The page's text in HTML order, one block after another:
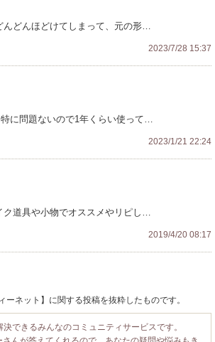
んどんほどけてしまって、元の形…
2023/7/28 15:37
に問題ないので1年くらい使って…
2023/1/21 22:24
ク道具や小物でオススメやリピし…
2019/4/20 08:17
ネット】に関する投稿を抜粋したものです。
できるみんなのコミュニティサービスです。